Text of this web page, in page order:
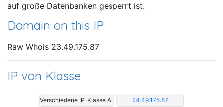
auf große Datenbanken gesperrt ist.
Domain on this IP
Raw Whois 23.49.175.87
IP von Klasse
Verschiedene IP-Klasse A : 24.49.175.87